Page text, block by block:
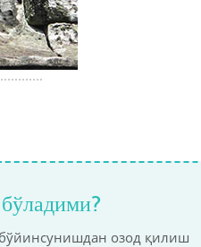
озод қилиш